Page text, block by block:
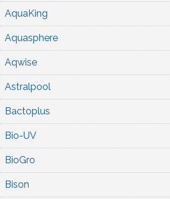
AquaKing
Aquasphere
Aqwise
Astralpool
Bactoplus
Bio-UV
BioGro
Bison